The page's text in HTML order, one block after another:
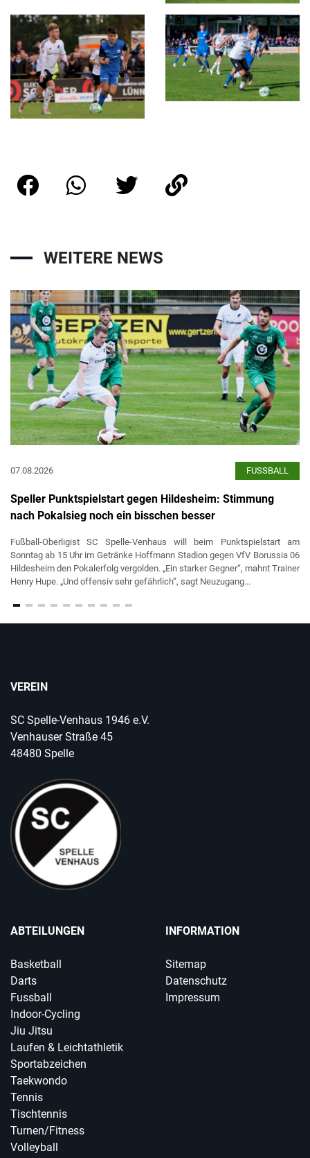
WEITERE NEWS
07.08.2026 FUSSBALL
Speller Punktspielstart gegen Hildesheim: Stimmung
nach Pokalsieg noch ein bisschen besser
Fußball-Oberligist SC Spelle-Venhaus will beim Punktspielstart am
Sonntag ab 15 Uhr im Getränke Hoffmann Stadion gegen VfV Borussia 06
Hildesheim den Pokalerfolg vergolden. „Ein starker Gegner“, mahnt Trainer
Henry Hupe. „Und offensiv sehr gefährlich“, sagt Neuzugang...
VEREIN
SC Spelle-Venhaus 1946 e.V.
Venhauser Straße 45
48480 Spelle
ABTEILUNGEN
Basketball
Darts
Fussball
Indoor-Cycling
Jiu Jitsu
Laufen & Leichtathletik
Sportabzeichen
Taekwondo
Tennis
Tischtennis
Turnen/Fitness
Volleyball
INFORMATION
Sitemap
Datenschutz
Impressum